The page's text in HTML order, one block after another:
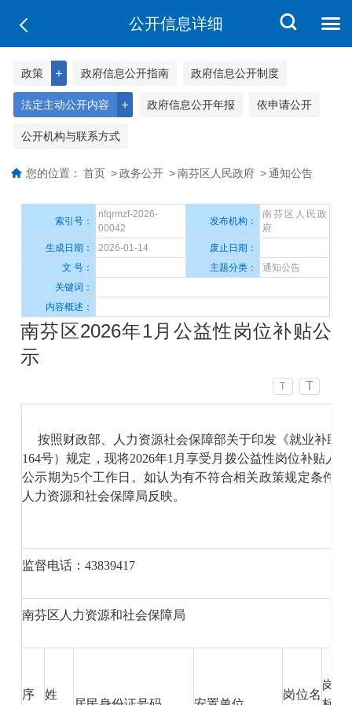
公开信息详细
＋
政策 政府信息公开指南 政府信息公开制度
＋
法定主动公开内容 政府信息公开年报 依申请公开
公开机构与联系方式
您的位置： 首页 > 政务公开 > 南芬区人民政府 > 通知公告
索引号：
nfqrmzf-2026-
00042
发布机构：
南芬区人民政
府
生成日期：
2026-01-14
废止日期：
文 号：
主题分类：
通知公告
关键词：
内容概述：
南芬区2026年1月公益性岗位补贴公
示
T T
按照财政部、人力资源社会保障部关于印发《就业补助
164号）规定，现将2026年1月享受月拨公益性岗位补贴人
公示期为5个工作日。如认为有不符合相关政策规定条件
人力资源和社会保障局反映。
监督电话：43839417
南芬区人力资源和社会保障局
序 姓 岗位名
岗位